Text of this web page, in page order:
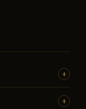
+
horas laborables+